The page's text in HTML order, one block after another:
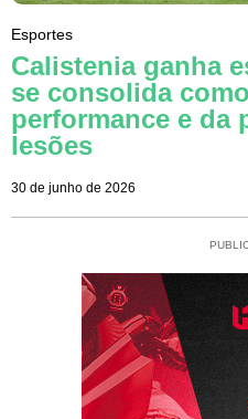
Esportes
Calistenia ganha
se consolida
performance e da
lesões
30 de junho de 2026